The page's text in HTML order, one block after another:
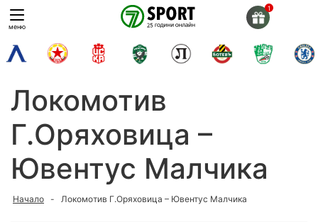
Skip
to
content
меню
Локомотив
Г.Оряховица –
Ювентус Малчика
Начало - Локомотив Г.Оряховица – Ювентус Малчика